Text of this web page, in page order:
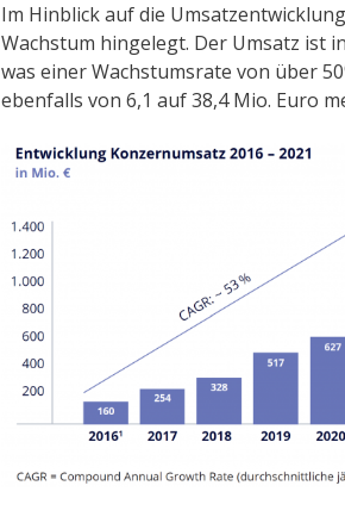
Im Hinblick auf die
Wachstum hingelegt. Der Umsatz ist
was einer Wachstumsrate von über
ebenfalls von 6,1 auf 38,4 Mio. Euro